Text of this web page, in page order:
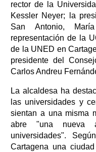
rector de la
Kessler Neyer; la
San Antonio,
representación de la
de la UNED en
presidente del
Carlos Andreu
La alcaldesa ha
las universidades y
sientan a una misma
abre "una nueva
universidades".
Cartagena una